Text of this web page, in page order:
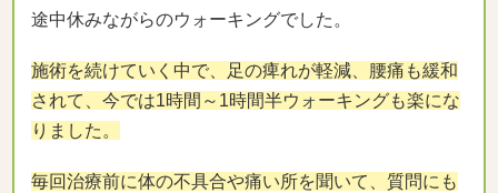
途中休みながらのウォーキングでした。
施術を続けていく中で、足の痺れが軽減、腰痛も緩和
されて、今では1時間～1時間半ウォーキングも楽にな
りました。
毎回治療前に体の不具合や痛い所を聞いて、質問にも